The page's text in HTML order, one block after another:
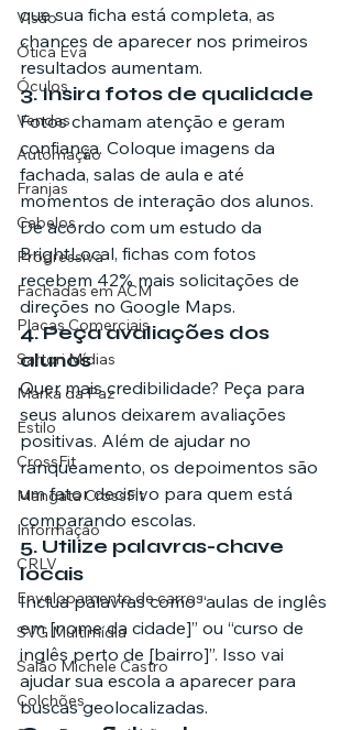
Visão
Ótica Eva
Óculos
Vendas
Automação
Franjas
Cabelos
Progressiva
Fachadas em ACM
Placas Comerciais
Sartori Mídias
Marka da Paz
Estilo
CrossFit
Mangata CrossFit
Informação
CRLV
Envelopamento de carros
SVG Multimídia
Salão Michele Castro
Colchões
que sua ficha está completa, as
chances de aparecer nos primeiros
resultados aumentam.
3. Insira fotos de qualidade
Fotos chamam atenção e geram
confiança. Coloque imagens da
fachada, salas de aula e até
momentos de interação dos alunos.
De acordo com um estudo da
BrightLocal, fichas com fotos
recebem 42% mais solicitações de
direções no Google Maps.
4. Peça avaliações dos
alunos
Quer mais credibilidade? Peça para
seus alunos deixarem avaliações
positivas. Além de ajudar no
ranqueamento, os depoimentos são
um fator decisivo para quem está
comparando escolas.
5. Utilize palavras-chave
locais
Inclua palavras como “aulas de inglês
em [nome da cidade]” ou “curso de
inglês perto de [bairro]”. Isso vai
ajudar sua escola a aparecer para
buscas geolocalizadas.